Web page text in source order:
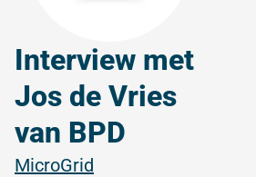
Interview met
Jos de Vries
van BPD
MicroGrid